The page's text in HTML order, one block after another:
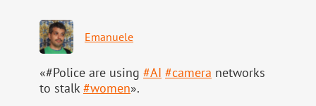
Emanuele
«#Police are using #AI #camera networks
to stalk#women».